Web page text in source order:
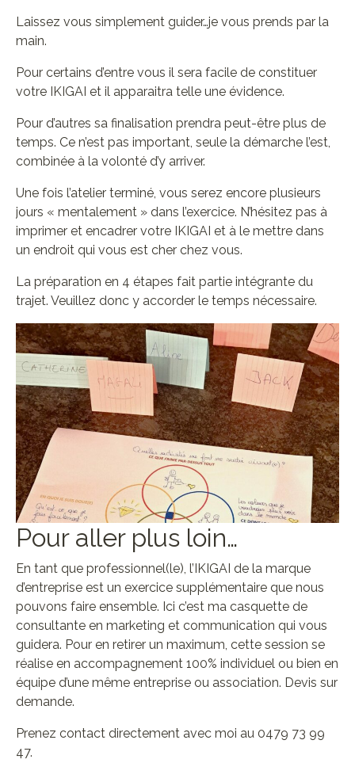
Laissez vous simplement guider…je vous prends par la
main.
Pour certains d’entre vous il sera facile de constituer
votre IKIGAI et il apparaitra telle une évidence.
Pour d’autres sa finalisation prendra peut-être plus de
temps. Ce n’est pas important, seule la démarche l’est,
combinée à la volonté d’y arriver.
Une fois l’atelier terminé, vous serez encore plusieurs
jours « mentalement » dans l’exercice. N’hésitez pas à
imprimer et encadrer votre IKIGAI et à le mettre dans
un endroit qui vous est cher chez vous.
La préparation en 4 étapes fait partie intégrante du
trajet. Veuillez donc y accorder le temps nécessaire.
Pour aller plus loin…
En tant que professionnel(le), l’IKIGAI de la marque
d’entreprise est un exercice supplémentaire que nous
pouvons faire ensemble. Ici c’est ma casquette de
consultante en marketing et communication qui vous
guidera. Pour en retirer un maximum, cette session se
réalise en accompagnement 100% individuel ou bien en
équipe d’une même entreprise ou association. Devis sur
demande.
Prenez contact directement avec moi au 0479 73 99
47.